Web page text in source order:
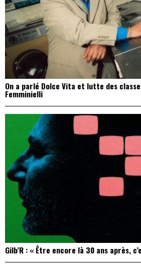
On a parlé Dolce Vita et lutte des
Femminielli
Gilb’R : « Être encore là 30 ans après,